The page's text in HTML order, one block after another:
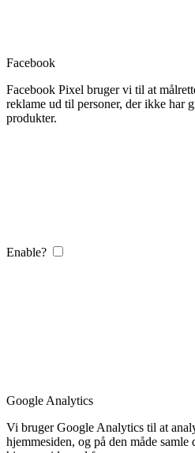
Facebook
Facebook Pixel bruger vi til at
reklame ud til personer, der ikke har
produkter.
Enable?
Google Analytics
Vi bruger Google Analytics til at
hjemmesiden, og på den måde